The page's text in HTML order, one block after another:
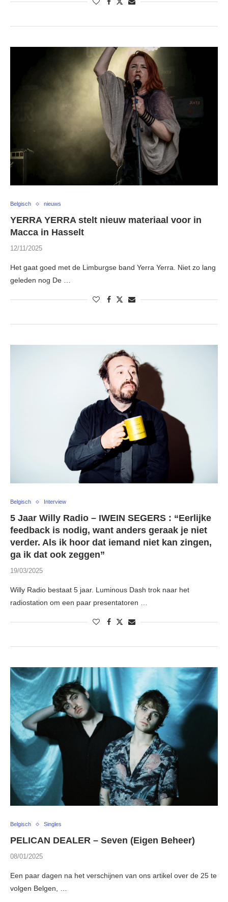
Belgisch nieuws
YERRA YERRA stelt nieuw materiaal voor in
Macca in Hasselt
12/11/2025
Het gaat goed met de Limburgse band Yerra Yerra. Niet zo lang
geleden nog De …
Belgisch Interview
5 Jaar Willy Radio – IWEIN SEGERS : “Eerlijke
feedback is nodig, want anders geraak je niet
verder. Als ik hoor dat iemand niet kan zingen,
ga ik dat ook zeggen”
19/03/2025
Willy Radio bestaat 5 jaar. Luminous Dash trok naar het
radiostation om een paar presentatoren …
Belgisch Singles
PELICAN DEALER – Seven (Eigen Beheer)
08/01/2025
Een paar dagen na het verschijnen van ons artikel over de 25 te
volgen Belgen, …